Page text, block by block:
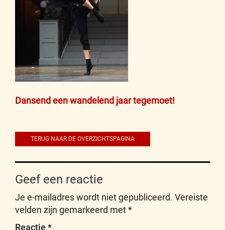
Bericht
Dansend een wandelend jaar tegemoet!
TERUG NAAR DE OVERZICHTSPAGINA
Geef een reactie
Je e-mailadres wordt niet gepubliceerd. Vereiste
velden zijn gemarkeerd met*
Reactie *